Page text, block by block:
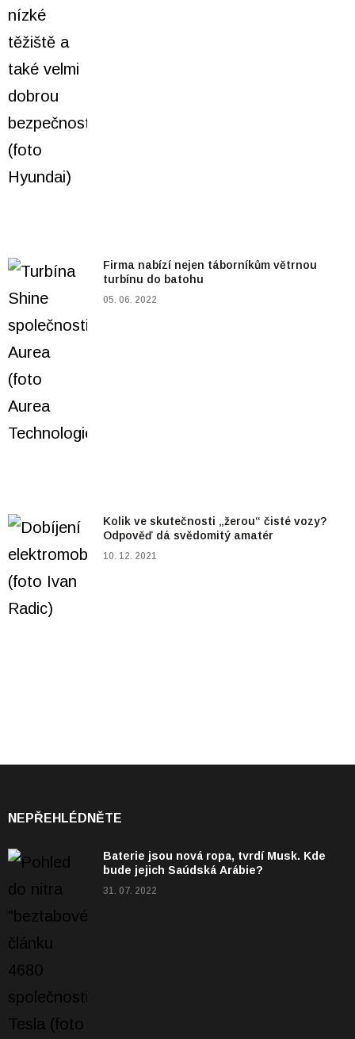
Firma nabízí nejen táborníkům větrnou
turbínu do batohu
05. 06. 2022
Kolik ve skutečnosti „žerou“ čisté vozy?
Odpověď dá svědomitý amatér
10. 12. 2021
NEPŘEHLÉDNĚTE
Baterie jsou nová ropa, tvrdí Musk. Kde
bude jejich Saúdská Arábie?
31. 07. 2022